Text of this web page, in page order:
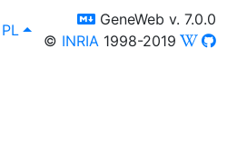
lang
PL , Możesz wybrać inny język
switch to templm
GeneWeb v. 7.0.0
© INRIA 1998-2019